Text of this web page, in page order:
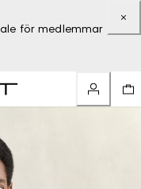
för medlemmar